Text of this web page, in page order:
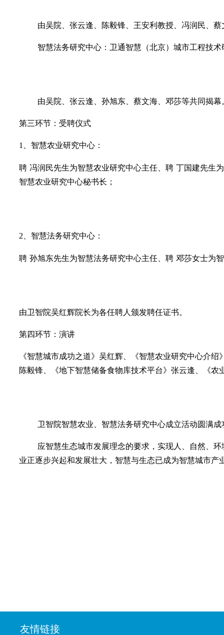
由吴院、张云逢、陈毅锋、王安利教授、冯润民、
智慧法务研究中心：卫通智慧（北京）城市工程技
由吴院、张云逢、孙旭东、蔡文海、邓莎等共同揭幕
第三环节：受聘仪式
1、智慧农业研究中心：
聘 冯润民先生为智慧农业研究中心主任、聘 丁国建先生
智慧农业研究中心秘书长；
2、智慧法务研究中心：
聘 孙旭东先生为智慧法务研究中心主任、聘 邓莎女士为
由卫智院吴红辉院长为各任聘人颁发聘任证书。
第四环节：演讲
《智慧城市成功之道》吴红辉 、《智慧农业研究中心介
陈毅锋、《地下智慧储备食物库技术平台》张云逢、《
卫智院智慧农业、智慧法务研究中心成立活动圆满成
应智慧生态城市发展理念的要求，实现人、自然、
业正逐步兴起和发展壮大，智慧与生态已成为智慧城市产
友情链接